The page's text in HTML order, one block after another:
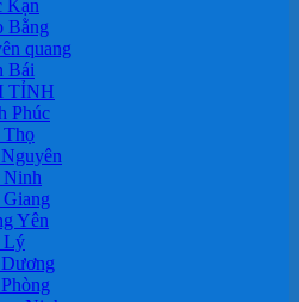
Kạn
Bằng
quang
Bái
TỈNH
Phúc
Thọ
Ninh
Yên
Lý